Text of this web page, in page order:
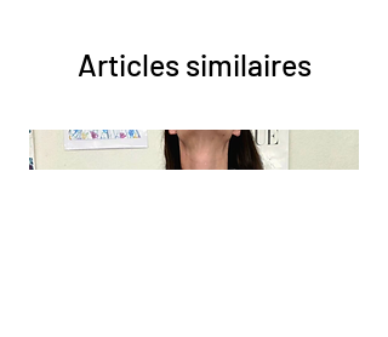
Articles similaires